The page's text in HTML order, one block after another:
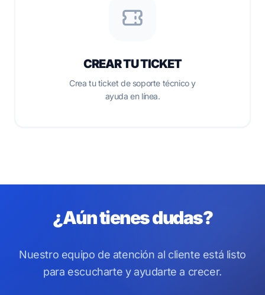
CREAR TU TICKET
Crea tu ticket de soporte técnico y
ayuda en línea.
¿Aún tienes dudas?
Nuestro equipo de atención al cliente está listo
para escucharte y ayudarte a crecer.